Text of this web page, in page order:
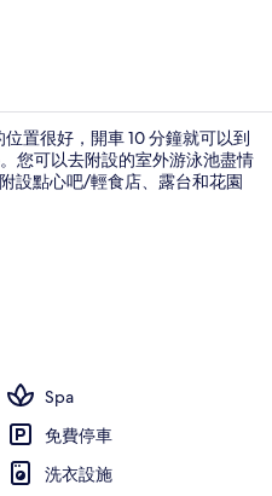
置很好，開車 10 分鐘就可以到
您可以去附設的室外游泳池盡情
設點心吧/輕食店、露台和花園
Spa
免費停車
洗衣設施